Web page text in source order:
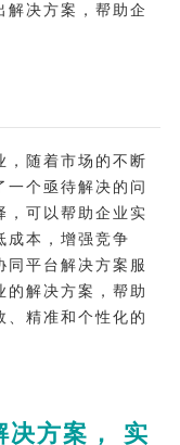
解决方案，帮助企
，随着市场的不断
一个亟待解决的问
，可以帮助企业实
成本，增强竞争
同平台解决方案服
的解决方案，帮助
、精准和个性化的
决方案， 实